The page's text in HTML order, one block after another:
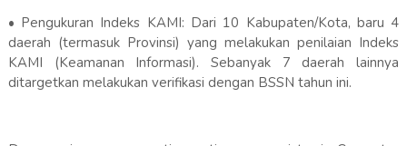
• ​Pengukuran Indeks KAMI: Dari 10 Kabupaten/Kota, baru 4
daerah (termasuk Provinsi) yang melakukan penilaian Indeks
KAMI (Keamanan Informasi). Sebanyak 7 daerah lainnya
ditargetkan melakukan verifikasi dengan BSSN tahun ini.